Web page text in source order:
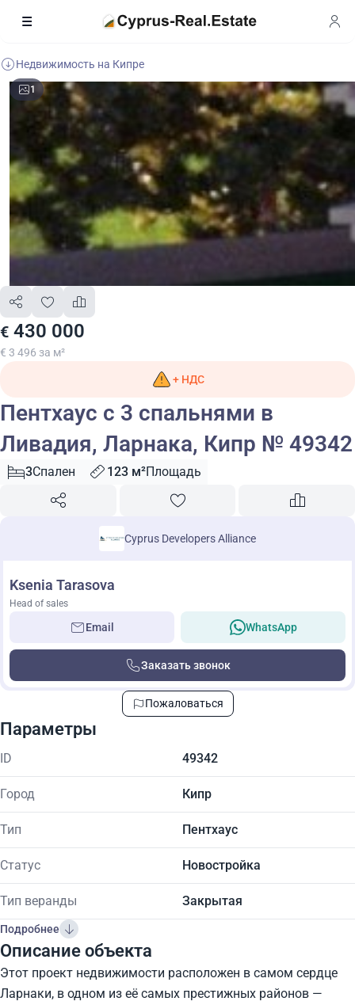
Недвижимость на Кипре
1
€ 430 000
€ 3 496 за м²
+ НДС
Пентхаус с 3 спальнями в
Ливадия, Ларнака, Кипр № 49342
3Спален 123 м²Площадь
Cyprus Developers Alliance
Ksenia Tarasova
Head of sales
Email WhatsApp
Заказать звонок
Пожаловаться
Параметры
ID 49342
Город Кипр
Тип Пентхаус
Статус Новостройка
Тип веранды Закрытая
Подробнее
Описание объекта
Этот проект недвижимости расположен в самом сердце
Ларнаки, в одном из её самых престижных районов —